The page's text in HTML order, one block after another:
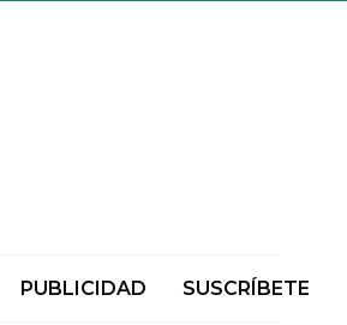
PUBLICIDAD SUSCRÍBETE